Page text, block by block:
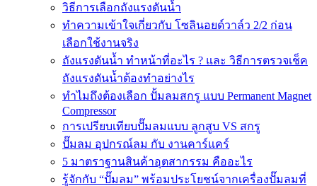
วิธีการเลือกถังแรงดันน้ำ
ทำความเข้าใจเกี่ยวกับ โซลินอยด์วาล์ว 2/2 ก่อน
เลือกใช้งานจริง
ถังแรงดันน้ำ ทำหน้าที่อะไร ? และ วิธีการตรวจเช็ค
ถังแรงดันน้ำต้องทำอย่างไร
ทำไมถึงต้องเลือก ปั้มลมสกรู แบบ Permanent Magnet
Compressor
การเปรียบเทียบปั๊มลมแบบ ลูกสูบ VS สกรู
ปั๊มลม อุปกรณ์ลม กับ งานคาร์แคร์
5 มาตราฐานสินค้าอุตสากรรม คืออะไร
รู้จักกับ “ปั๊มลม” พร้อมประโยชน์จากเครื่องปั๊มลมที่